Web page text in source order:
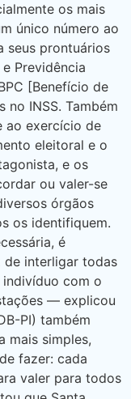
os mais
único número ao
seus prontuários
Previdência
[Benefício de
no INSS. Também
ao exercício de
eleitoral e o
e os
ou valer-se
órgãos
os identifiquem.
é
de interligar todas
com o
— explicou
PI) também
mais simples,
fazer: cada
valer para todos